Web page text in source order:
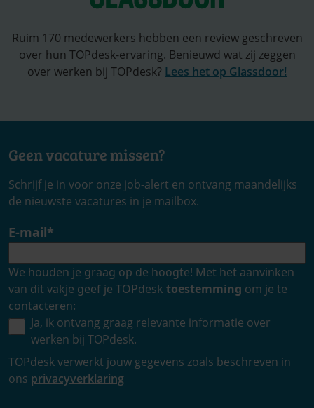
Ruim 170 medewerkers hebben een review geschreven
over hun TOPdesk-ervaring. Benieuwd wat zij zeggen
over werken bij TOPdesk? Lees het op Glassdoor!
Geen vacature missen?
Schrijf je in voor onze job-alert en ontvang maandelijks
de nieuwste vacatures in je mailbox.
E-mail*
We houden je graag op de hoogte! Met het aanvinken
van dit vakje geef je TOPdesk toestemming om je te
contacteren:
Ja, ik ontvang graag relevante informatie over
werken bij TOPdesk.
TOPdesk verwerkt jouw gegevens zoals beschreven in
ons privacyverklaring